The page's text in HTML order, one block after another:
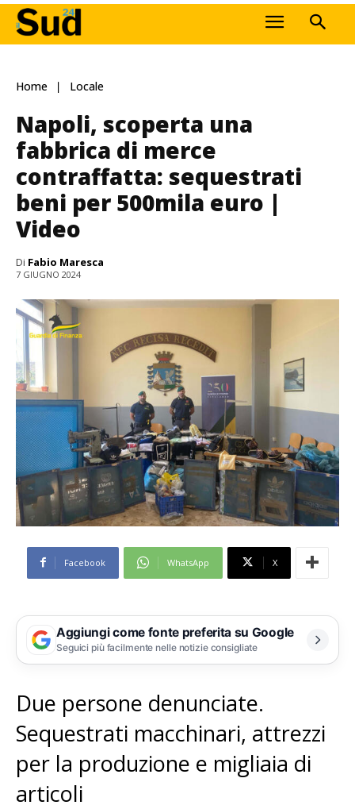
Home Locale
Napoli, scoperta una
fabbrica di merce
contraffatta: sequestrati
beni per 500mila euro |
Video
Di Fabio Maresca
7 GIUGNO 2024
Facebook WhatsApp X
Aggiungi come fonte preferita su Google
Seguici più facilmente nelle notizie consigliate
Due persone denunciate.
Sequestrati macchinari, attrezzi
per la produzione e migliaia di
articoli